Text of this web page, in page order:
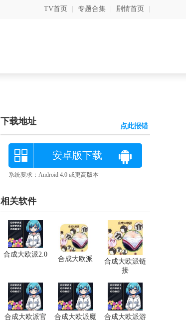
TV首页 专题合集 剧情首页
下载地址 点此报错
安卓版下载
系统要求：Android 4.0 或更高版本
相关软件
合成大欧派链
接
合成大欧派
合成大欧派2.0
合成大欧派游
合成大欧派魔
合成大欧派官